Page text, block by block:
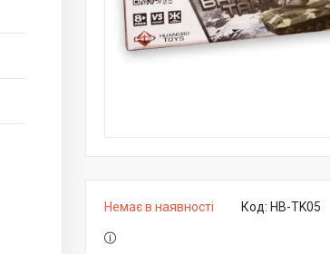
Немає в наявності Код: HB-TK05